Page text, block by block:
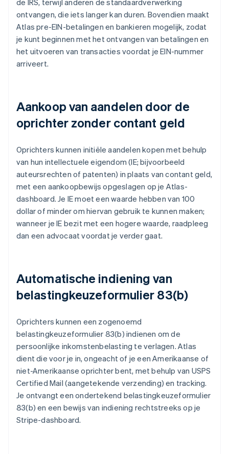
de IRS, terwijl anderen de standaardverwerking
ontvangen, die iets langer kan duren. Bovendien maakt
Atlas pre-EIN-betalingen en bankieren mogelijk, zodat
je kunt beginnen met het ontvangen van betalingen en
het uitvoeren van transacties voordat je EIN-nummer
arriveert.
Aankoop van aandelen door de
oprichter zonder contant geld
Oprichters kunnen initiële aandelen kopen met behulp
van hun intellectuele eigendom (IE; bijvoorbeeld
auteursrechten of patenten) in plaats van contant geld,
met een aankoopbewijs opgeslagen op je Atlas-
dashboard. Je IE moet een waarde hebben van 100
dollar of minder om hiervan gebruik te kunnen maken;
wanneer je IE bezit met een hogere waarde, raadpleeg
dan een advocaat voordat je verder gaat.
Automatische indiening van
belastingkeuzeformulier 83(b)
Oprichters kunnen een zogenoemd
belastingkeuzeformulier 83(b) indienen om de
persoonlijke inkomstenbelasting te verlagen. Atlas
dient die voor je in, ongeacht of je een Amerikaanse of
niet-Amerikaanse oprichter bent, met behulp van USPS
Certified Mail (aangetekende verzending) en tracking.
Je ontvangt een ondertekend belastingkeuzeformulier
83(b) en een bewijs van indiening rechtstreeks op je
Stripe-dashboard.